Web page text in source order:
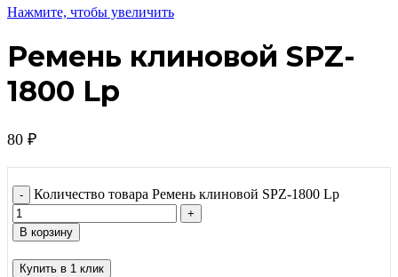
Нажмите, чтобы увеличить
Ремень клиновой SPZ-
1800 Lp
80 ₽
Количество товара Ремень клиновой SPZ-1800 Lp
В корзину
Купить в 1 клик